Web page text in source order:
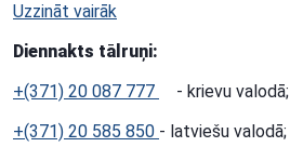
Uzzināt vairāk
Diennakts tālruņi:
+(371) 20 087 777
- krievu valodā;
+(371) 20 585 850 - latviešu valodā;